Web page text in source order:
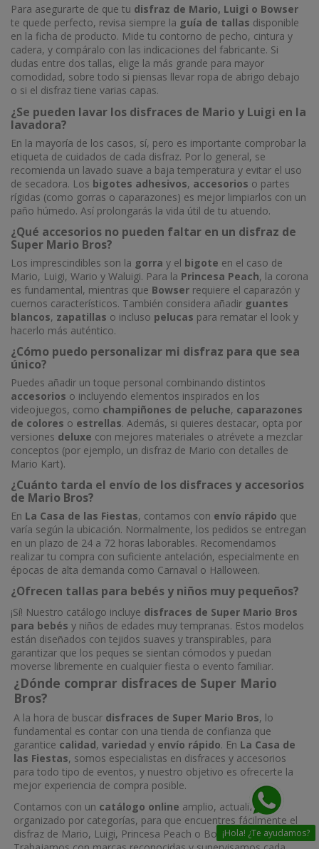
Para asegurarte de que tu disfraz de Mario, Luigi o Bowser
te quede perfecto, revisa siempre la guía de tallas disponible
en la ficha de producto. Mide tu contorno de pecho, cintura y
cadera, y compáralo con las indicaciones del fabricante. Si
dudas entre dos tallas, elige la más grande para mayor
comodidad, sobre todo si piensas llevar ropa de abrigo debajo
o si el disfraz tiene varias capas.
¿Se pueden lavar los disfraces de Mario y Luigi en la
lavadora?
En la mayoría de los casos, sí, pero es importante comprobar la
etiqueta de cuidados de cada disfraz. Por lo general, se
recomienda un lavado suave a baja temperatura y evitar el uso
de secadora. Los bigotes adhesivos, accesorios o partes
rígidas (como gorras o caparazones) es mejor limpiarlos con un
paño húmedo. Así prolongarás la vida útil de tu atuendo.
¿Qué accesorios no pueden faltar en un disfraz de
Super Mario Bros?
Los imprescindibles son la gorra y el bigote en el caso de
Mario, Luigi, Wario y Waluigi. Para la Princesa Peach, la corona
es fundamental, mientras que Bowser requiere el caparazón y
cuernos característicos. También considera añadir guantes
blancos, zapatillas o incluso pelucas para rematar el look y
hacerlo más auténtico.
¿Cómo puedo personalizar mi disfraz para que sea
único?
Puedes añadir un toque personal combinando distintos
accesorios o incluyendo elementos inspirados en los
videojuegos, como champiñones de peluche, caparazones
de colores o estrellas. Además, si quieres destacar, opta por
versiones deluxe con mejores materiales o atrévete a mezclar
conceptos (por ejemplo, un disfraz de Mario con detalles de
Mario Kart).
¿Cuánto tarda el envío de los disfraces y accesorios
de Mario Bros?
En La Casa de las Fiestas, contamos con envío rápido que
varía según la ubicación. Normalmente, los pedidos se entregan
en un plazo de 24 a 72 horas laborables. Recomendamos
realizar tu compra con suficiente antelación, especialmente en
épocas de alta demanda como Carnaval o Halloween.
¿Ofrecen tallas para bebés y niños muy pequeños?
¡Sí! Nuestro catálogo incluye disfraces de Super Mario Bros
para bebés y niños de edades muy tempranas. Estos modelos
están diseñados con tejidos suaves y transpirables, para
garantizar que los peques se sientan cómodos y puedan
moverse libremente en cualquier fiesta o evento familiar.
¿Dónde comprar disfraces de Super Mario
Bros?
A la hora de buscar disfraces de Super Mario Bros, lo
fundamental es contar con una tienda de confianza que
garantice calidad, variedad y envío rápido. En La Casa de
las Fiestas, somos especialistas en disfraces y accesorios
para todo tipo de eventos, y nuestro objetivo es ofrecerte la
mejor experiencia de compra posible.
Contamos con un catálogo online amplio, actualizado y
organizado por categorías, para que encuentres fácilmente el
disfraz de Mario, Luigi, Princesa Peach o Bowser que deseas.
¡Hola! ¿Te ayudamos?